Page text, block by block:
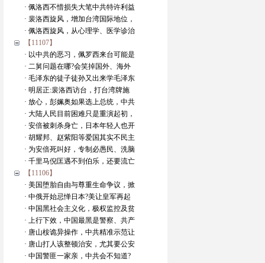
· 佩洛西不惜损失大笔中共特许利益
· 裴洛西旋风，增加台湾国际地位，
· 佩洛西旋风，从心理学、医学诊治
【11107】
· 以中共的恶习，佩罗西来台可能是
· 二舅问题在哪?会笑掉国外、海外
· 毛泽东的徒子徒孙又出来学毛泽东
· 明居正:裴洛西访台，打台湾牌施
· 放心，彭姵奥如果选上总统，中共
· 大陆人民目前困难只是重演起初，
· 安倍被刺杀身亡，日本年轻人也开
· 胡耀邦、赵紫阳等爱国其实不民主
· 为安倍死叫好，专制必愚民、洗脑
· 千里马倪匡遇不到伯乐，还要流亡
【11106】
· 美国堕胎自由与尊重生命争议，掀
· 中俄开始忌惮日本?美让皇军再起
· 中国黑社会主义化，极权监控及贫
· 上行下效，中国最黑是警察、共产
· 唐山桉诡异操作，中共精准示范让
· 唐山打人该整顿治安，尤其要公安
· 中国警匪一家亲，中共会不知道?